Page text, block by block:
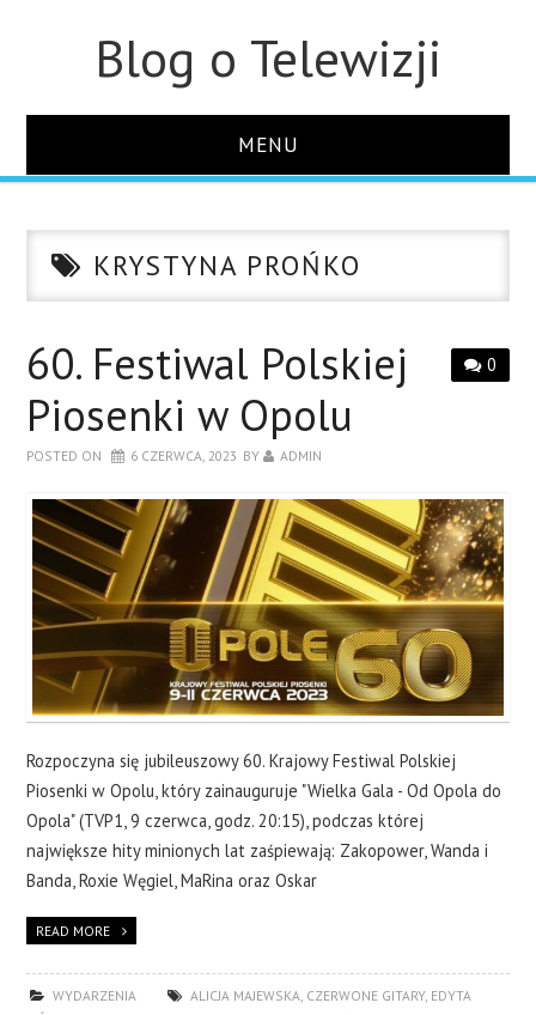
Blog o Telewizji
MENU
O STRONIEKRYSTYNA PROŃKO
0
60. Festiwal Polskiej
Piosenki w Opolu
POSTED ON 6 CZERWCA, 2023 BY ADMIN
Rozpoczyna się jubileuszowy 60. Krajowy Festiwal Polskiej
Piosenki w Opolu, który zainauguruje "Wielka Gala - Od Opola do
Opola" (TVP1, 9 czerwca, godz. 20:15), podczas której
największe hity minionych lat zaśpiewają: Zakopower, Wanda i
Banda, Roxie Węgiel, MaRina oraz Oskar
READ MORE
WYDARZENIA ALICJA MAJEWSKA, CZERWONE GITARY, EDYTA